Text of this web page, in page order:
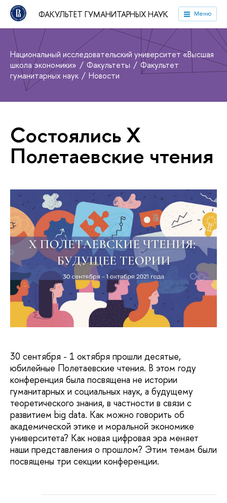
ФАКУЛЬТЕТ ГУМАНИТАРНЫХ НАУК Меню
Национальный исследовательский университет «Высшая
школа экономики»
Факультеты
Факультет
гуманитарных наук
Новости
Состоялись X
Полетаевские чтения
30 сентября - 1 октября прошли десятые,
юбилейные Полетаевские чтения. В этом году
конференция была посвящена не истории
гуманитарных и социальных наук, а будущему
теоретического знания, в частности в связи с
развитием big data. Как можно говорить об
академической этике и моральной экономике
университета? Как новая цифровая эра меняет
наши представления о прошлом? Этим темам были
посвящены три секции конференции.